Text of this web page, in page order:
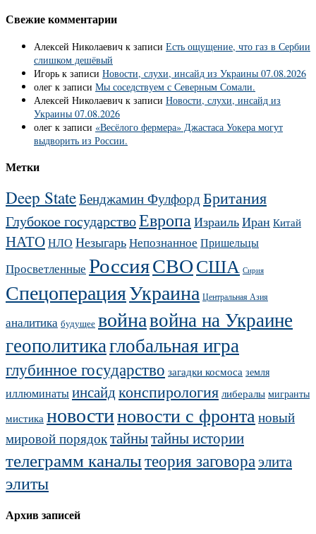
Свежие комментарии
Алексей Николаевич к записи Есть ощущение, что газ в Сербии
слишком дешёвый
Игорь к записи Новости, слухи, инсайд из Украины 07.08.2026
олег к записи Мы соседствуем с Северным Сомали.
Алексей Николаевич к записи Новости, слухи, инсайд из
Украины 07.08.2026
олег к записи «Весёлого фермера» Джастаса Уокера могут
выдворить из России.
Метки
Deep StateБенджамин ФулфордБритания
Глубокое государствоЕвропаИзраильИран Китай
НАТОНЛО НезыгарьНепознанное Пришельцы
Просветленные РоссияСВОСША Сирия
СпецоперацияУкраина Центральная Азия
аналитика будущее войнавойна на Украине
геополитикаглобальная игра
глубинное государство загадки космоса земля
иллюминатыинсайдконспирология либералы мигранты
мистика новостиновости с фронтановый
мировой порядоктайнытайны истории
телеграмм каналытеория заговораэлита
элиты
Архив записей